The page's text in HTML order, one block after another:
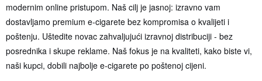
modernim online pristupom. Naš cilj je jasnoj: izravno vam
dostavljamo premium e-cigarete bez kompromisa o kvalijeti i
poštenju. Uštedite novac zahvaljujući izravnoj distribuciji - bez
posrednika i skupe reklame. Naš fokus je na kvaliteti, kako biste vi,
naši kupci, dobili najbolje e-cigarete po poštenoj cijeni.